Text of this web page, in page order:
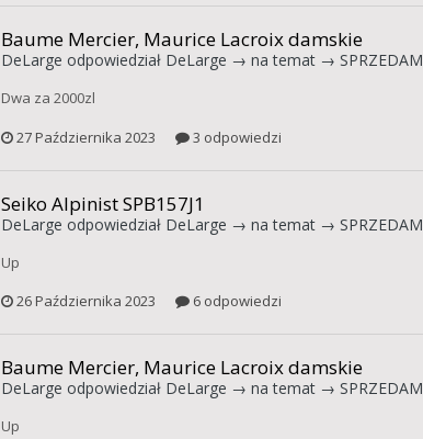
Baume Mercier, Maurice Lacroix damskie
DeLarge odpowiedział DeLarge → na temat → SPRZEDAM
Dwa za 2000zl
27 Października 2023
3 odpowiedzi
Seiko Alpinist SPB157J1
DeLarge odpowiedział DeLarge → na temat → SPRZEDAM
Up
26 Października 2023
6 odpowiedzi
Baume Mercier, Maurice Lacroix damskie
DeLarge odpowiedział DeLarge → na temat → SPRZEDAM
Up